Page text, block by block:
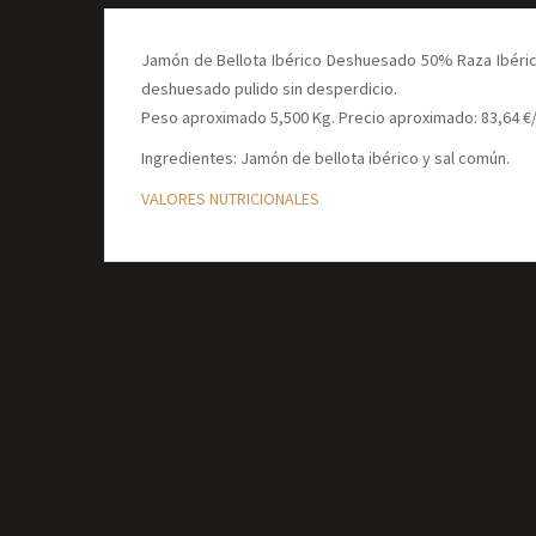
Jamón de Bellota Ibérico Deshuesado 50% Raza
deshuesado pulido sin desperdicio.
Peso aproximado 5,500 Kg. Precio aproximado: 83,64
Ingredientes: Jamón de bellota ibérico y sal común.
VALORES NUTRICIONALES